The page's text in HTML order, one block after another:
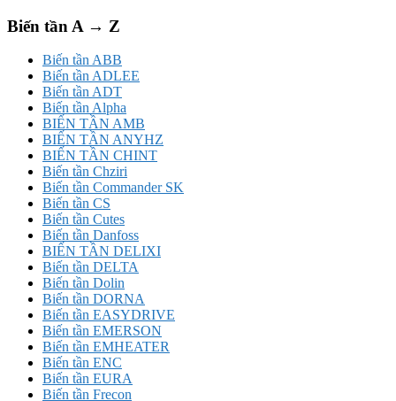
Biến tần A → Z
Biến tần ABB
Biến tần ADLEE
Biến tần ADT
Biến tần Alpha
BIẾN TẦN AMB
BIẾN TẦN ANYHZ
BIẾN TẦN CHINT
Biến tần Chziri
Biến tần Commander SK
Biến tần CS
Biến tần Cutes
Biến tần Danfoss
BIẾN TẦN DELIXI
Biến tần DELTA
Biến tần Dolin
Biến tần DORNA
Biến tần EASYDRIVE
Biến tần EMERSON
Biến tần EMHEATER
Biến tần ENC
Biến tần EURA
Biến tần Frecon